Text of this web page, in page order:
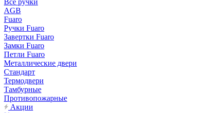
Все ручки
AGB
Fuaro
Ручки Fuaro
Завертки Fuaro
Замки Fuaro
Петли Fuaro
Металлические двери
Стандарт
Термодвери
Тамбурные
Противопожарные
Акции